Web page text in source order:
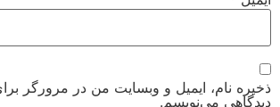
ایمیل و وبسایت من در مرورگر برای زمانی که